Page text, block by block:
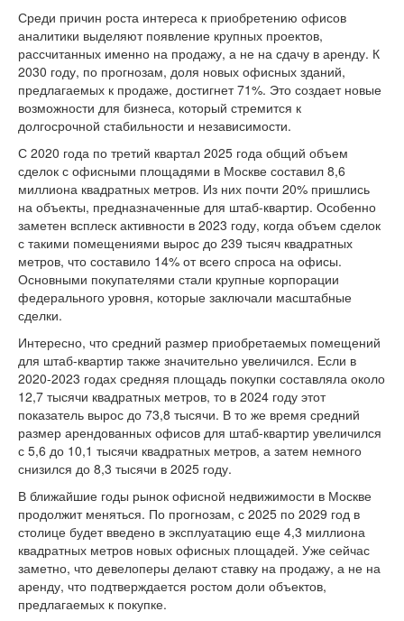
Среди причин роста интереса к приобретению офисов
аналитики выделяют появление крупных проектов,
рассчитанных именно на продажу, а не на сдачу в аренду. К
2030 году, по прогнозам, доля новых офисных зданий,
предлагаемых к продаже, достигнет 71%. Это создает новые
возможности для бизнеса, который стремится к
долгосрочной стабильности и независимости.
С 2020 года по третий квартал 2025 года общий объем
сделок с офисными площадями в Москве составил 8,6
миллиона квадратных метров. Из них почти 20% пришлись
на объекты, предназначенные для штаб-квартир. Особенно
заметен всплеск активности в 2023 году, когда объем сделок
с такими помещениями вырос до 239 тысяч квадратных
метров, что составило 14% от всего спроса на офисы.
Основными покупателями стали крупные корпорации
федерального уровня, которые заключали масштабные
сделки.
Интересно, что средний размер приобретаемых помещений
для штаб-квартир также значительно увеличился. Если в
2020-2023 годах средняя площадь покупки составляла около
12,7 тысячи квадратных метров, то в 2024 году этот
показатель вырос до 73,8 тысячи. В то же время средний
размер арендованных офисов для штаб-квартир увеличился
с 5,6 до 10,1 тысячи квадратных метров, а затем немного
снизился до 8,3 тысячи в 2025 году.
В ближайшие годы рынок офисной недвижимости в Москве
продолжит меняться. По прогнозам, с 2025 по 2029 год в
столице будет введено в эксплуатацию еще 4,3 миллиона
квадратных метров новых офисных площадей. Уже сейчас
заметно, что девелоперы делают ставку на продажу, а не на
аренду, что подтверждается ростом доли объектов,
предлагаемых к покупке.